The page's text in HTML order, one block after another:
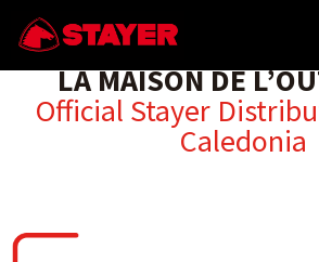
LA MAISON DE
Official Stayer
Caledonia